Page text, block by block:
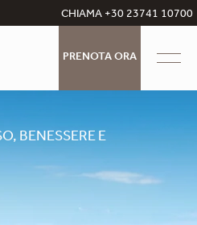
CHIAMA +30 23741 10700
PRENOTA ORA
BENESSERE E